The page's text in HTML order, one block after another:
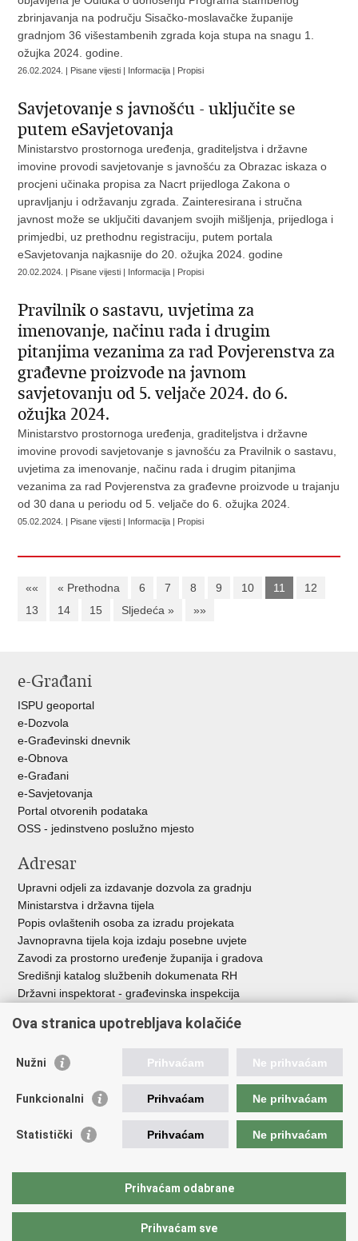
zbrinjavanja na području Sisačko-moslavačke županije
gradnjom 36 višestambenih zgrada koja stupa na snagu 1.
ožujka 2024. godine.
26.02.2024. | Pisane vijesti | Informacija | Propisi
Savjetovanje s javnošću - uključite se
putem eSavjetovanja
Ministarstvo prostornoga uređenja, graditeljstva i državne
imovine provodi savjetovanje s javnošću za Obrazac iskaza o
procjeni učinaka propisa za Nacrt prijedloga Zakona o
upravljanju i održavanju zgrada. Zainteresirana i stručna
javnost može se uključiti davanjem svojih mišljenja, prijedloga i
primjedbi, uz prethodnu registraciju, putem portala
eSavjetovanja najkasnije do 20. ožujka 2024. godine
20.02.2024. | Pisane vijesti | Informacija | Propisi
Pravilnik o sastavu, uvjetima za
imenovanje, načinu rada i drugim
pitanjima vezanima za rad Povjerenstva za
građevne proizvode na javnom
savjetovanju od 5. veljače 2024. do 6.
ožujka 2024.
Ministarstvo prostornoga uređenja, graditeljstva i državne
imovine provodi savjetovanje s javnošću za Pravilnik o sastavu,
uvjetima za imenovanje, načinu rada i drugim pitanjima
vezanima za rad Povjerenstva za građevne proizvode u trajanju
od 30 dana u periodu od 5. veljače do 6. ožujka 2024.
05.02.2024. | Pisane vijesti | Informacija | Propisi
«« « Prethodna 6 7 8 9 10 11
12
13
14 15 Sljedeća » »»
e-Građani
ISPU geoportal
e-Dozvola
e-Građevinski dnevnik
e-Obnova
e-Građani
e-Savjetovanja
Portal otvorenih podataka
OSS - jedinstveno poslužno mjesto
Adresar
Upravni odjeli za izdavanje dozvola za gradnju
Ministarstva i državna tijela
Popis ovlaštenih osoba za izradu projekata
Javnopravna tijela koja izdaju posebne uvjete
Zavodi za prostorno uređenje županija i gradova
Središnji katalog službenih dokumenata RH
Državni inspektorat - građevinska inspekcija
Vlada Republike Hrvatske
Agencija za pravni promet i posredovanje nekretninama
Fond za zaštitu okoliša i energetsku učinkovitost
Državne nekretnine d.o.o.
Ova stranica upotrebljava kolačiće
Nužni Prihvaćam Ne prihvaćam
Funkcionalni Prihvaćam Ne prihvaćam
Statistički Prihvaćam Ne prihvaćam
Prihvaćam odabrane
Prihvaćam sve